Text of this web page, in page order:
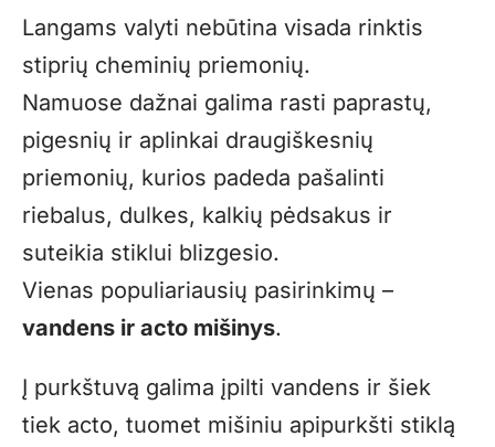
Langams valyti nebūtina visada rinktis
stiprių cheminių priemonių.
Namuose dažnai galima rasti paprastų,
pigesnių ir aplinkai draugiškesnių
priemonių, kurios padeda pašalinti
riebalus, dulkes, kalkių pėdsakus ir
suteikia stiklui blizgesio.
Vienas populiariausių pasirinkimų –
vandens ir acto mišinys.
Į purkštuvą galima įpilti vandens ir šiek
tiek acto, tuomet mišiniu apipurkšti stiklą